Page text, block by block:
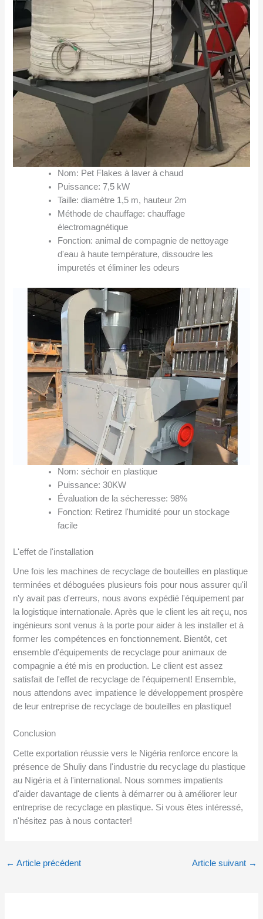
Nom: Pet Flakes à laver à chaud
Puissance: 7,5 kW
Taille: diamètre 1,5 m, hauteur 2m
Méthode de chauffage: chauffage
électromagnétique
Fonction: animal de compagnie de nettoyage
d'eau à haute température, dissoudre les
impuretés et éliminer les odeurs
Nom: séchoir en plastique
Puissance: 30KW
Évaluation de la sécheresse: 98%
Fonction: Retirez l'humidité pour un stockage
facile
L'effet de l'installation
Une fois les machines de recyclage de bouteilles en plastique
terminées et déboguées plusieurs fois pour nous assurer qu'il
n'y avait pas d'erreurs, nous avons expédié l'équipement par
la logistique internationale. Après que le client les ait reçu, nos
ingénieurs sont venus à la porte pour aider à les installer et à
former les compétences en fonctionnement. Bientôt, cet
ensemble d'équipements de recyclage pour animaux de
compagnie a été mis en production. Le client est assez
satisfait de l'effet de recyclage de l'équipement! Ensemble,
nous attendons avec impatience le développement prospère
de leur entreprise de recyclage de bouteilles en plastique!
Conclusion
Cette exportation réussie vers le Nigéria renforce encore la
présence de Shuliy dans l'industrie du recyclage du plastique
au Nigéria et à l'international. Nous sommes impatients
d'aider davantage de clients à démarrer ou à améliorer leur
entreprise de recyclage en plastique. Si vous êtes intéressé,
n'hésitez pas à nous contacter!
← Article précédent Article suivant →